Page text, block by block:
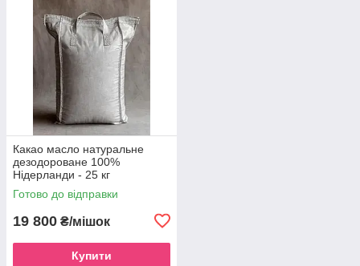
Какао масло натуральне
дезодороване 100%
Нідерланди - 25 кг
Готово до відправки
19 800 ₴/мішок
Купити